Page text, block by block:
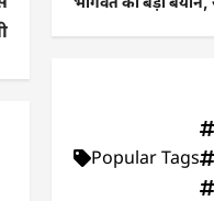
Popular Tags